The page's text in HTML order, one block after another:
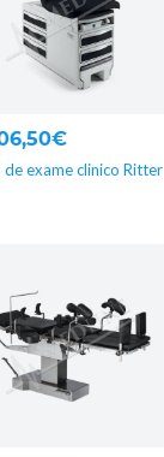
de exame clinico Ritter